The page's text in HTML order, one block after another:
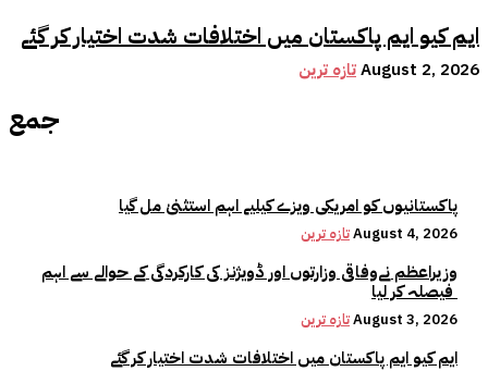
ایم کیو ایم پاکستان میں اختلافات شدت اختیار کر گئے
تازہ ترینAugust 2, 2026
جمع
پاکستانیوں کو امریکی ویزے کیلیے اہم استثنیٰ مل گیا
تازہ ترینAugust 4, 2026
وزیراعظم نےوفاقی وزارتوں اور ڈویژنز کی کارکردگی کے حوالے سے اہم
تازہ ترینAugust 3, 2026
ایم کیو ایم پاکستان میں اختلافات شدت اختیار کر گئے